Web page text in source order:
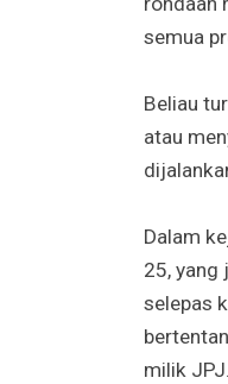
semua
Beliau
atau
Dalam
25, yang
selepas
milik JPJ.